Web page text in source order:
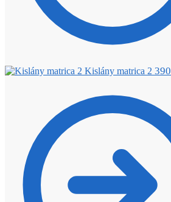
Kislány matrica 2 390